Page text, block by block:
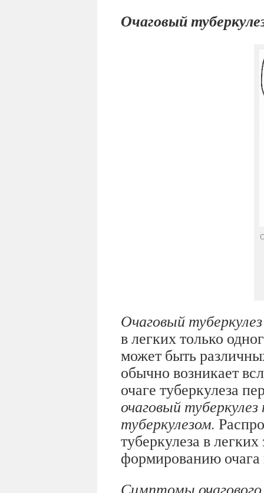
Очаговый
Очаговый
в легких только
может быть
обычно возникает
очаге туберкулеза
очаговый
туберкулезом.
туберкулеза в
формированию
Симптомы очагового